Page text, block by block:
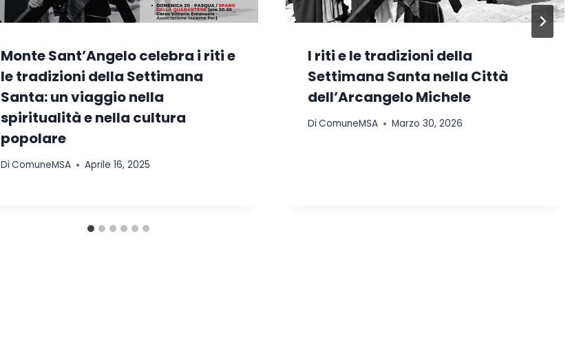
Monte Sant’Angelo celebra i riti e
le tradizioni della Settimana
Santa: un viaggio nella
spiritualità e nella cultura
popolare
Di ComuneMSA Aprile 16, 2025
I riti e le tradizioni della
Settimana Santa nella Città
dell’Arcangelo Michele
Di ComuneMSA Marzo 30, 2026